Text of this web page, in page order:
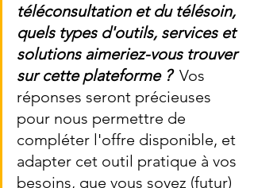
téléconsultation et du télésoin,
quels types d'outils, services et
solutions aimeriez-vous trouver
sur cette plateforme ?
  Vos
réponses seront précieuses
pour nous permettre de
compléter l'offre disponible, et
adapter cet outil pratique à vos
besoins, que vous soyez (futur)